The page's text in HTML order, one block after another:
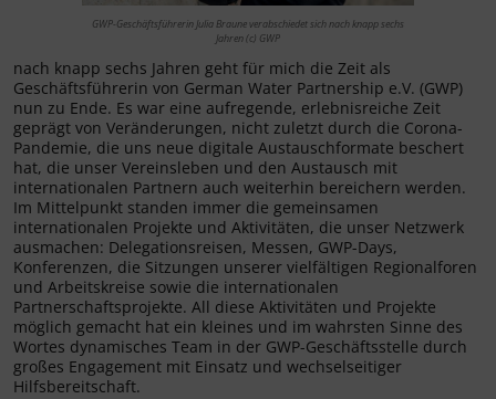
GWP-Geschäftsführerin Julia Braune verabschiedet sich nach knapp sechs
Jahren (c) GWP
nach knapp sechs Jahren geht für mich die Zeit als
Geschäftsführerin von German Water Partnership e.V. (GWP)
nun zu Ende. Es war eine aufregende, erlebnisreiche Zeit
geprägt von Veränderungen, nicht zuletzt durch die Corona-
Pandemie, die uns neue digitale Austauschformate beschert
hat, die unser Vereinsleben und den Austausch mit
internationalen Partnern auch weiterhin bereichern werden.
Im Mittelpunkt standen immer die gemeinsamen
internationalen Projekte und Aktivitäten, die unser Netzwerk
ausmachen: Delegationsreisen, Messen, GWP-Days,
Konferenzen, die Sitzungen unserer vielfältigen Regionalforen
und Arbeitskreise sowie die internationalen
Partnerschaftsprojekte. All diese Aktivitäten und Projekte
möglich gemacht hat ein kleines und im wahrsten Sinne des
Wortes dynamisches Team in der GWP-Geschäftsstelle durch
großes Engagement mit Einsatz und wechselseitiger
Hilfsbereitschaft.